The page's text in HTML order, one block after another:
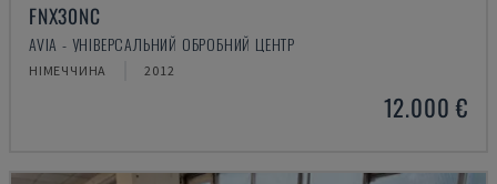
FNX30NC
AVIA - УНІВЕРСАЛЬНИЙ ОБРОБНИЙ ЦЕНТР
НІМЕЧЧИНА 2012
12.000 €